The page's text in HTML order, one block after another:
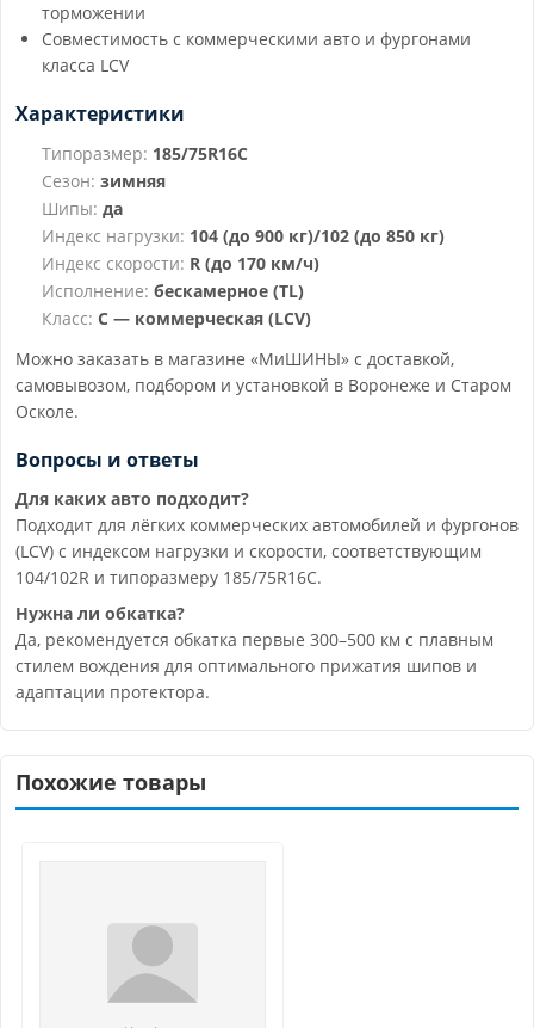
торможении
Совместимость с коммерческими авто и фургонами
класса LCV
Характеристики
Типоразмер: 185/75R16C
Сезон: зимняя
Шипы: да
Индекс нагрузки: 104 (до 900 кг)/102 (до 850 кг)
Индекс скорости: R (до 170 км/ч)
Исполнение: бескамерное (TL)
Класс: C — коммерческая (LCV)
Можно заказать в магазине «МиШИНЫ» с доставкой,
самовывозом, подбором и установкой в Воронеже и Старом
Осколе.
Вопросы и ответы
Для каких авто подходит?
Подходит для лёгких коммерческих автомобилей и фургонов
(LCV) с индексом нагрузки и скорости, соответствующим
104/102R и типоразмеру 185/75R16C.
Нужна ли обкатка?
Да, рекомендуется обкатка первые 300–500 км с плавным
стилем вождения для оптимального прижатия шипов и
адаптации протектора.
Похожие товары